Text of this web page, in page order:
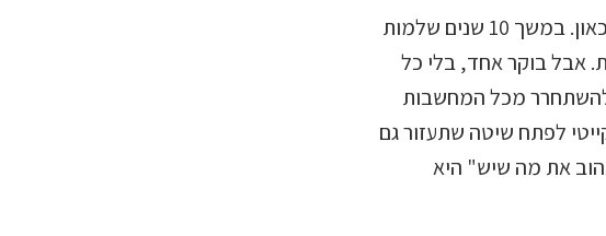
באמצע חיים נורמליים לחלוטין, ביירון קייטי החלה לשקוע בדיכאון. במשך 10 שנים שלמות
אבל בוקר אחד, בלי כל
מכל המחשבות
לפתח שיטה שתעזור גם
את מה שיש" היא